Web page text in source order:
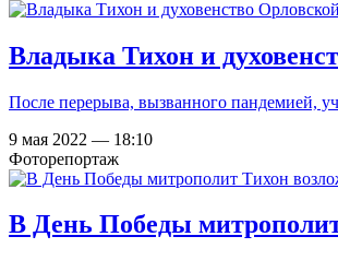
Владыка Тихон и
После перерыва, вызванного пандемией,
9 мая 2022 — 18:10
Фоторепортаж
В День Победы